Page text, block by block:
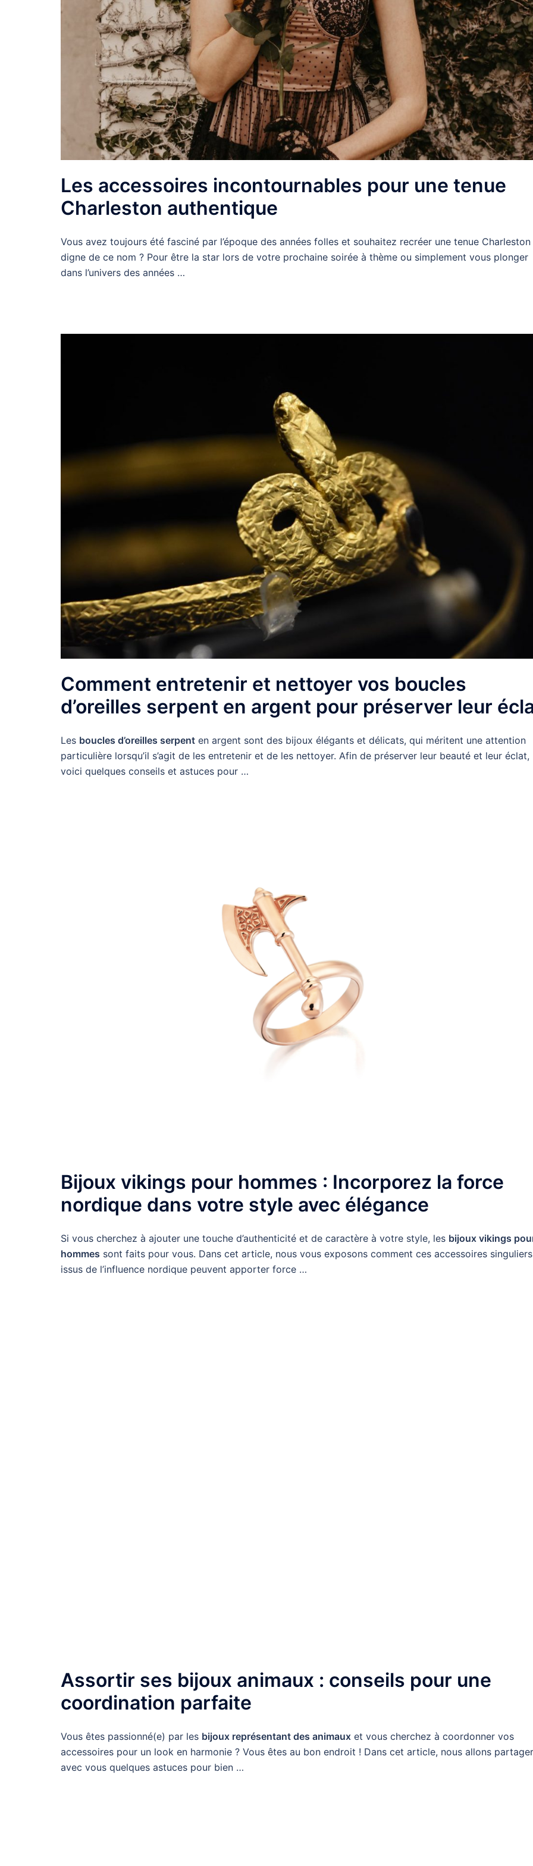
Les accessoires incontournables pour une tenue
Charleston authentique
Vous avez toujours été fasciné par l’époque des années folles et souhaitez recréer une tenue Charleston
digne de ce nom ? Pour être la star lors de votre prochaine soirée à thème ou simplement vous plonger
dans l’univers des années …
Comment entretenir et nettoyer vos boucles
d’oreilles serpent en argent pour préserver leur
Les boucles d’oreilles serpent en argent sont des bijoux élégants et délicats, qui méritent une attention
particulière lorsqu’il s’agit de les entretenir et de les nettoyer. Afin de préserver leur beauté et leur éclat,
voici quelques conseils et astuces pour …
Bijoux vikings pour hommes : Incorporez la force
nordique dans votre style avec élégance
Si vous cherchez à ajouter une touche d’authenticité et de caractère à votre style, les bijoux vikings
hommes sont faits pour vous. Dans cet article, nous vous exposons comment ces accessoires singuliers
issus de l’influence nordique peuvent apporter force …
Assortir ses bijoux animaux : conseils pour une
coordination parfaite
Vous êtes passionné(e) par les bijoux représentant des animaux et vous cherchez à coordonner vos
accessoires pour un look en harmonie ? Vous êtes au bon endroit ! Dans cet article, nous allons partager
avec vous quelques astuces pour bien …